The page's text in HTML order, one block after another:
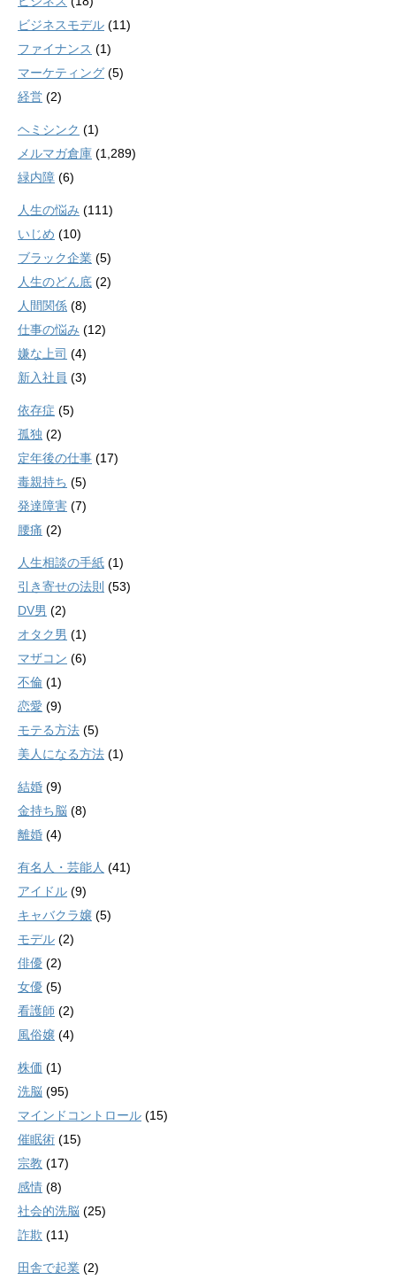
ビジネスモデル (11)
ファイナンス (1)
マーケティング (5)
経営 (2)
ヘミシンク (1)
メルマガ倉庫 (1,289)
緑内障 (6)
人生の悩み (111)
いじめ (10)
ブラック企業 (5)
人生のどん底 (2)
人間関係 (8)
仕事の悩み (12)
嫌な上司 (4)
新入社員 (3)
依存症 (5)
孤独 (2)
定年後の仕事 (17)
毒親持ち (5)
発達障害 (7)
腰痛 (2)
人生相談の手紙 (1)
引き寄せの法則 (53)
DV男 (2)
オタク男 (1)
マザコン (6)
不倫 (1)
恋愛 (9)
モテる方法 (5)
美人になる方法 (1)
結婚 (9)
金持ち脳 (8)
離婚 (4)
有名人・芸能人 (41)
アイドル (9)
キャバクラ嬢 (5)
モデル (2)
俳優 (2)
女優 (5)
看護師 (2)
風俗嬢 (4)
株価 (1)
洗脳 (95)
マインドコントロール (15)
催眠術 (15)
宗教 (17)
感情 (8)
社会的洗脳 (25)
詐欺 (11)
田舎で起業 (2)